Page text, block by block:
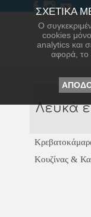
Λευκά
Κουζίνας &
ΣΧΕΤΙΚΑ
Ο
cookies
analytics και
αφορά,